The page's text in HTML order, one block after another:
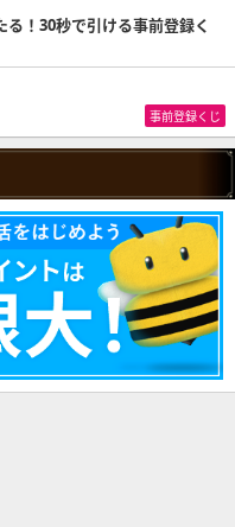
！30秒で引ける事前登録く
事前登録くじ